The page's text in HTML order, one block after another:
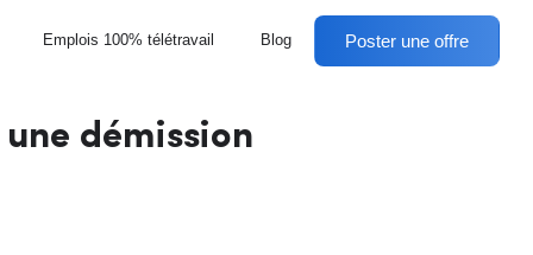
Emplois 100% télétravail Blog Poster une offre
démission